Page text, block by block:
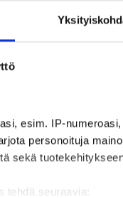
esim. IP-
personoituja
sekä
tehdä seuraavia: